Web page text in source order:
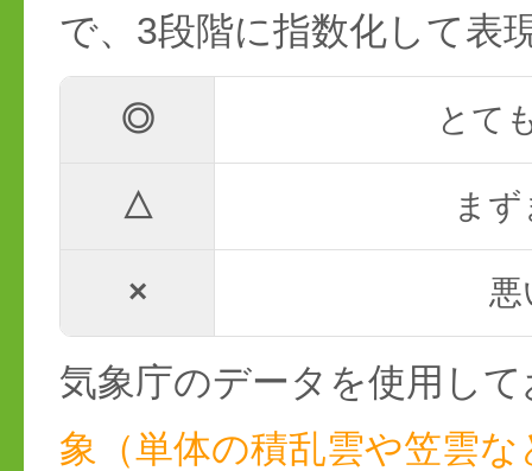
で、3段階に指数化して表
◎ とて
△ ま
× 悪
気象庁のデータを使用し
象（単体の積乱雲や笠雲